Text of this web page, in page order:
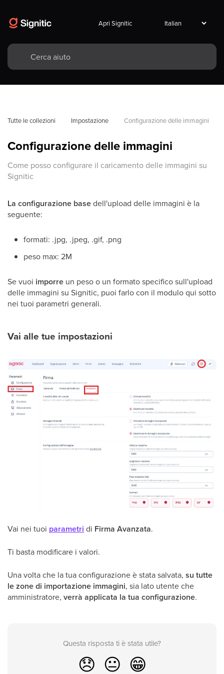
Apri Signitic
Tutte le collezioni Impostazione Configurazione delle immagini
Configurazione delle immagini
Come posso configurare il caricamento delle immagini su
Signitic
La configurazione basedell'upload delle immagini è la
seguente:
formati: .jpg, .jpeg, .gif, .png
peso max: 2M
Se vuoi imporre un peso o un formato specifico sull'upload
delle immagini su Signitic, puoi farlo con il modulo qui sotto
nei tuoi parametri generali.
Vai alle tue impostazioni
Vai nei tuoi parametri di Firma Avanzata.
Ti basta modificare i valori.
Una volta che la tua configurazione è stata salvata, su tutte
le zone di importazione immagini, sia lato utente che
amministratore, verrà applicata la tua configurazione.
Questa risposta ti è stata utile?
😞 😐 😁